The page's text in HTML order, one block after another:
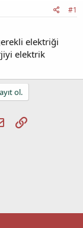
#1
elektriği
elektrik
ol.
E-postaLink